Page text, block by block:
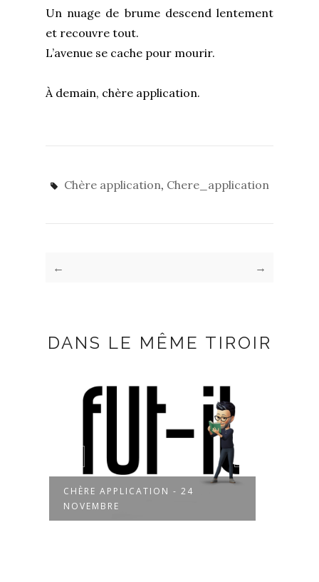
Un nuage de brume descend lentement
et recouvre tout.
L’avenue se cache pour mourir.
À demain, chère application.
Chère application, Chere_application
← →
DANS LE MÊME TIROIR
CHÈRE APPLICATION - 22
NOVEMBRE